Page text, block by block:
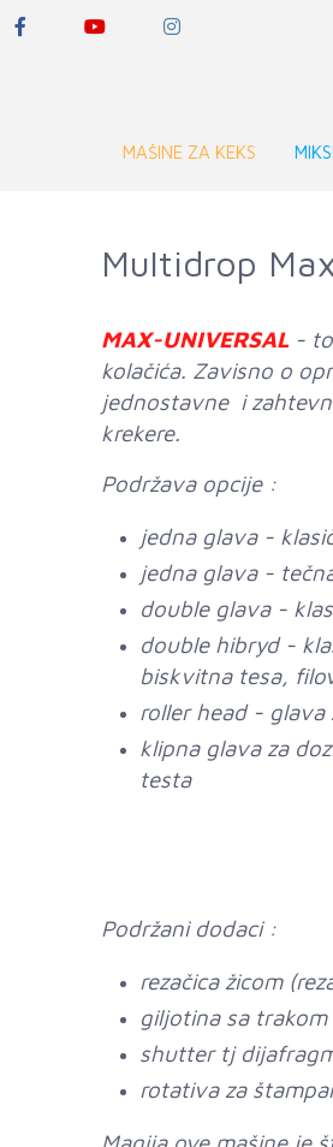
MAŠINE ZA KEKS
Multidrop
MAX-UNIVERSAL -
kolačića. Zavisno o
jednostavne i
krekere.
Podržava opcije :
jedna glava -
jedna glava -
double glava -
double hibryd -
biskvitna tesa,
roller head -
klipna glava za
testa
Podržani dodaci :
rezačica žicom
giljotina sa
shutter tj
rotativa za